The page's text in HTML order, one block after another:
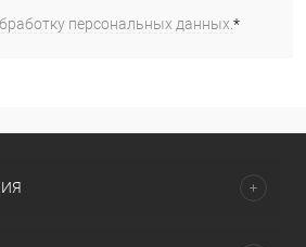
персональных данных.*